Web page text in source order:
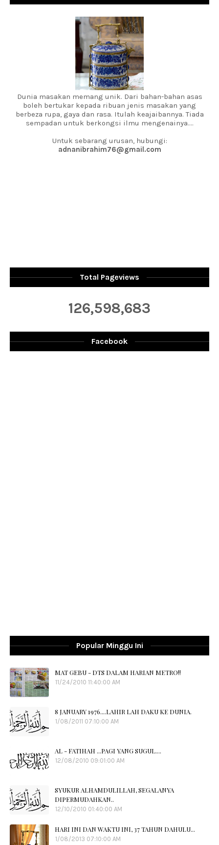
Dunia masakan memang unik. Dari bahan-bahan asas
boleh bertukar kepada ribuan jenis masakan yang
berbeza rupa, gaya dan rasa. Itulah keajaibannya. Tiada
sempadan untuk berkongsi ilmu mengenainya....
Untuk sebarang urusan, hubungi:
adnanibrahim76@gmail.com
Total Pageviews
126,598,683
Facebook
Popular Minggu Ini
MAT GEBU - DTS DALAM HARIAN METRO!!
11/24/2010 11:40:00 AM
8 JANUARY 1976....LAHIR LAH DAKU KE DUNIA.
1/08/2011 07:10:00 AM
AL - FATIHAH ...PAGI YANG SUGUL....
12/08/2010 09:01:00 AM
SYUKUR ALHAMDULILLAH, SEGALANYA
DIPERMUDAHKAN..
12/10/2010 01:40:00 AM
HARI INI DAN WAKTU INI, 37 TAHUN DAHULU...
1/08/2013 07:10:00 AM